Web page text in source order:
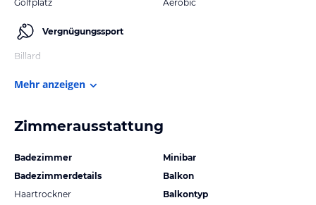
Golfplatz
Vergnügungssport
Billard
Aerobic
Mehr anzeigen
Zimmerausstattung
Badezimmer
Badezimmerdetails
Haartrockner
Minibar
Balkon
Balkontyp